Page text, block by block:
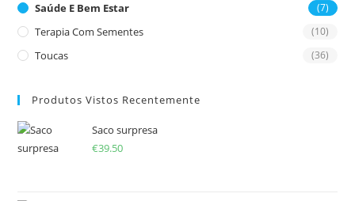
Saúde E Bem Estar (7)
Terapia Com Sementes (10)
Toucas (36)
Produtos Vistos Recentemente
Saco surpresa
€39.50